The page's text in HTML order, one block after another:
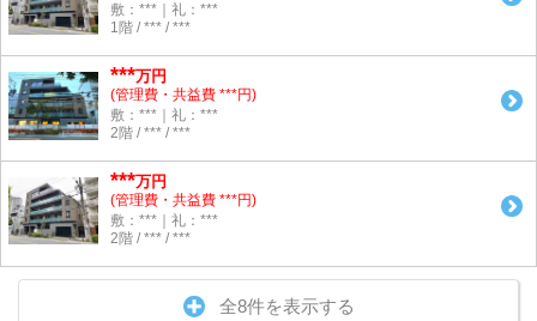
敷：***｜礼：***
1階 / *** / ***
***万円
(管理費・共益費 ***円)
敷：***｜礼：***
2階 / *** / ***
***万円
(管理費・共益費 ***円)
敷：***｜礼：***
2階 / *** / ***
全8件を表示する